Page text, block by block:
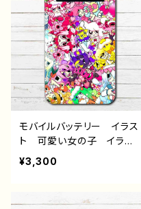
キャラクター レディース
女子 iPhone13/12/11 A
QUOS sense 4 5 6 Xp
eria OPPO BASIO A
ndroid アンドロイド ケ
ース 個性的 おすすめ
病みかわいい メンヘラ
ヤンデレ ピアス タイ
ツ 人気 イラストレータ
ー クリエイター 絵師
HEART 作：プラネ
モバイルバッテリー イラス
ト 可愛い女の子 イラス
ト おしゃれ服単眼 カラ
フル ポップ JK 女子高
い おすすめ 個性的 iP
¥3,300